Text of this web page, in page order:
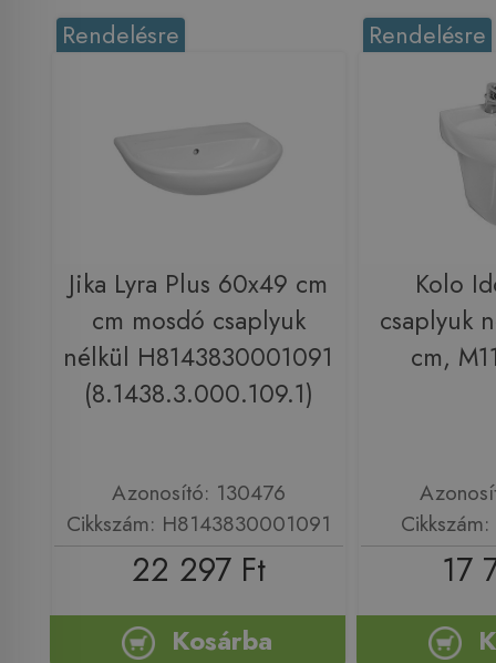
Rendelésre
Jika Lyra Plus 60x49 cm
cm mosdó csaplyuk
nélkül H8143830001091
(8.1438.3.000.109.1)
Azonosító: 130476
Cikkszám: H8143830001091
22 297 Ft
Kosárba
Rendelésre
Kolo
csaplyuk
cm,
17